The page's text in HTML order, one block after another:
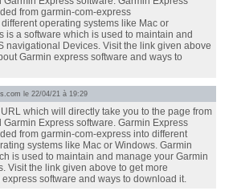
from garmin-com-express
operating systems like Mac or
is a software which is used to maintain and
navigational Devices. Visit the link given above
Garmin express software and ways to
le 22/04/21 à 19:29
which will directly take you to the page from
Express software. Garmin Express
from garmin-com-express into different
systems like Mac or Windows. Garmin
is used to maintain and manage your Garmin
Visit the link given above to get more
software and ways to download it.